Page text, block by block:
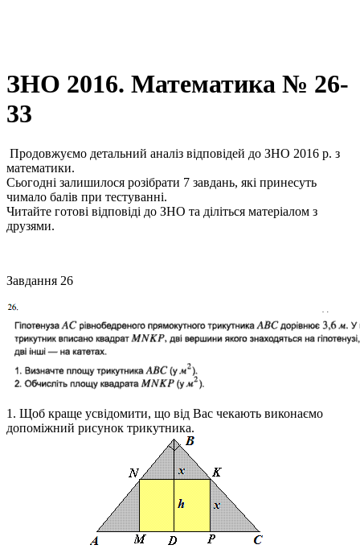
ЗНО 2016. Математика № 26-
33
Продовжуємо детальний аналіз відповідей до ЗНО 2016 р. з
математики.
Сьогодні залишилося розібрати 7 завдань, які принесуть
чимало балів при тестуванні.
Читайте готові відповіді до ЗНО та діліться матеріалом з
друзями.
Завдання 26
1. Щоб краще усвідомити, що від Вас чекають виконаємо
допоміжний рисунок трикутника.